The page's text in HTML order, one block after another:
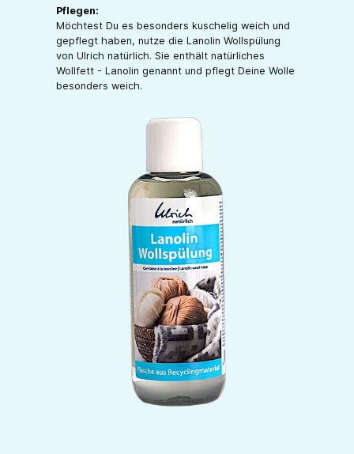
Pflegen:
Möchtest Du es besonders kuschelig weich und
gepflegt haben, nutze die Lanolin Wollspülung
von Ulrich natürlich. Sie enthält natürliches
Wollfett - Lanolin genannt und pflegt Deine Wolle
besonders weich.